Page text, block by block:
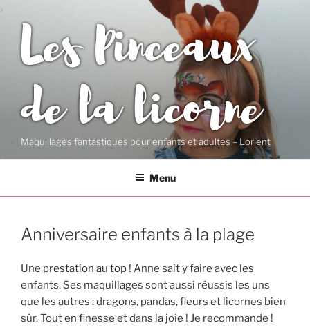
Aller
contenu
principalLes Pinceaux
de la licorne
Maquillages fantastiques pour enfants et adultes – Lorient
Menu
Anniversaire enfants à la plage
Une prestation au top ! Anne sait y faire avec les
enfants. Ses maquillages sont aussi réussis les uns
que les autres : dragons, pandas, fleurs et licornes bien
sûr. Tout en finesse et dans la joie ! Je recommande !